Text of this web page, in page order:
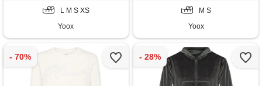
L M S XS
Yoox
M S
Yoox